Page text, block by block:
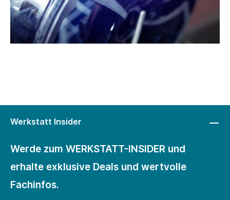
Werkstatt Insider
Werde zum WERKSTATT-INSIDER und
erhalte exklusive Deals und wertvolle
Fachinfos.